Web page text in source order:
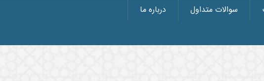
سوالات متداول
درباره ما